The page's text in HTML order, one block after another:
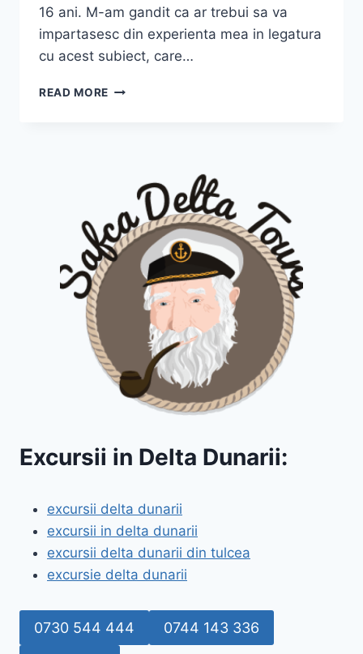
16 ani. M-am gandit ca ar trebui sa va
impartasesc din experienta mea in legatura
cu acest subiect, care…
READ MORE EXCURSII
Excursii in Delta Dunarii:
excursii delta dunarii
excursii in delta dunarii
excursii delta dunarii din tulcea
excursie delta dunarii
0730 544 444 0744 143 336